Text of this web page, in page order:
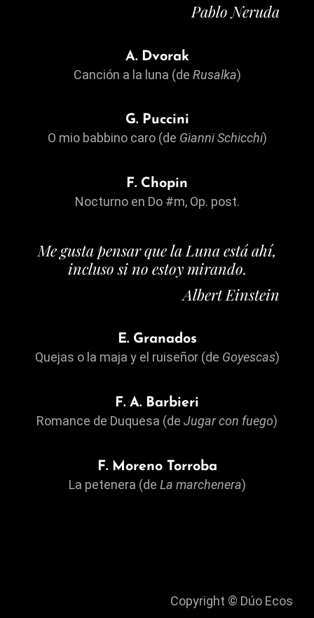
Pablo Neruda
A. Dvorak
Canción a la luna (de Rusalka)
G. Puccini
O mio babbino caro (de Gianni Schicchi)
F. Chopin
Nocturno en Do #m, Op. post.
Me gusta pensar que la Luna está ahí,
incluso si no estoy mirando.
Albert Einstein
E. Granados
Quejas o la maja y el ruiseñor (de Goyescas)
F. A. Barbieri
Romance de Duquesa (de Jugar con fuego)
F. Moreno Torroba
La petenera (de La marchenera)
Copyright © Dúo Ecos